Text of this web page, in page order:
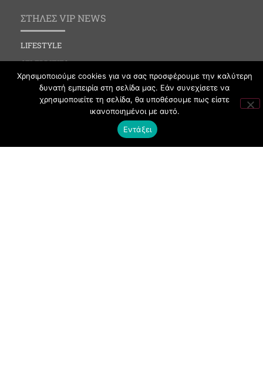
ΣΤΗΛΕΣ VIP NEWS
LIFESTYLE
CELEBRITIES
MEDIA
SOCIAL EVENTS
Χρησιμοποιούμε cookies για να σας προσφέρουμε την καλύτερη
δυνατή εμπειρία στη σελίδα μας. Εάν συνεχίσετε να
χρησιμοποιείτε τη σελίδα, θα υποθέσουμε πως είστε
ικανοποιημένοι με αυτό.
Εντάξει